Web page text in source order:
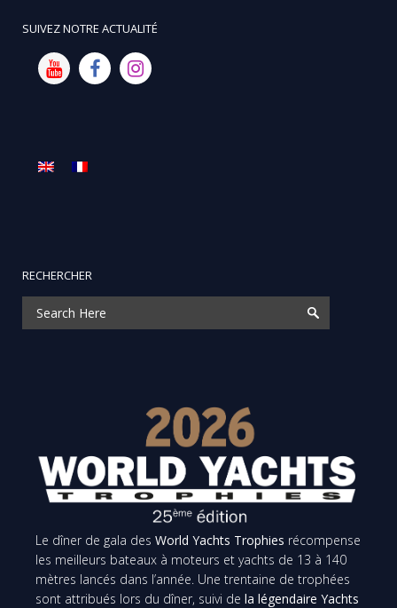
SUIVEZ NOTRE ACTUALITÉ
RECHERCHER
Le dîner de gala des World Yachts Trophies récompense
les meilleurs bateaux à moteurs et yachts de 13 à 140
mètres lancés dans l’année. Une trentaine de trophées
sont attribués lors du dîner, suivi de la légendaire Yachts